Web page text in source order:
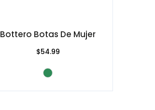
Bottero Botas De Mujer
$54.99